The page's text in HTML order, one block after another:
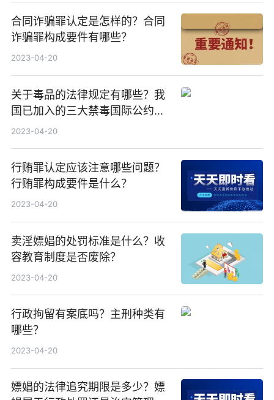
合同诈骗罪认定是怎样的？合同
诈骗罪构成要件有哪些？
2023-04-20
关于毒品的法律规定有哪些？我
国已加入的三大禁毒国际公约是
什么？
2023-04-20
行贿罪认定应该注意哪些问题？
行贿罪构成要件是什么？
2023-04-20
卖淫嫖娼的处罚标准是什么？收
容教育制度是否废除？
2023-04-20
行政拘留有案底吗？主刑种类有
哪些？
2023-04-20
嫖娼的法律追究期限是多少？嫖